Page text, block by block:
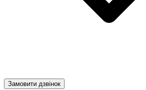
Замовити дзвінок